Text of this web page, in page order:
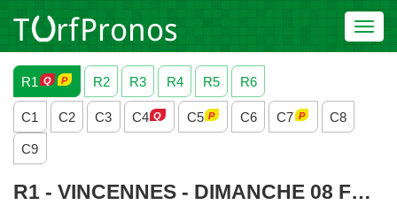
R1
R2 R3 R4 R5 R6
C1 C2 C3 C4 C5 C6 C7 C8
C9
R1 - VINCENNES - DIMANCHE 08 FEVRIER 2026